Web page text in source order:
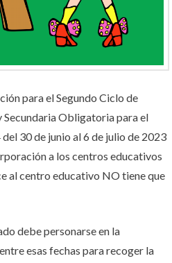
para el Segundo Ciclo de
Obligatoria para el
30 de junio al 6 de julio de 2023
a los centros educativos
al centro educativo NO tiene que
debe personarse en la
esas fechas para recoger la